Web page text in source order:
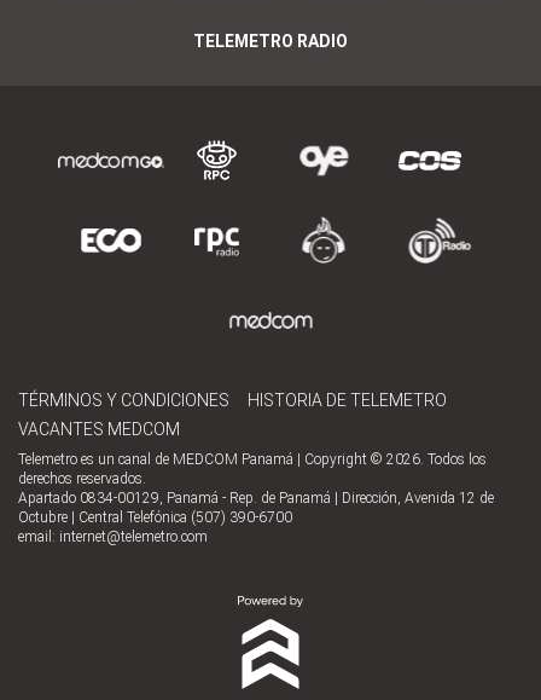
TELEMETRO RADIO
TÉRMINOS Y CONDICIONES
HISTORIA DE TELEMETRO
VACANTES MEDCOM
Telemetro es un canal de MEDCOM Panamá | Copyright © 2026. Todos los
derechos reservados.
Apartado 0834-00129, Panamá - Rep. de Panamá | Dirección, Avenida 12 de
Octubre | Central Telefónica (507) 390-6700
email: internet@telemetro.com